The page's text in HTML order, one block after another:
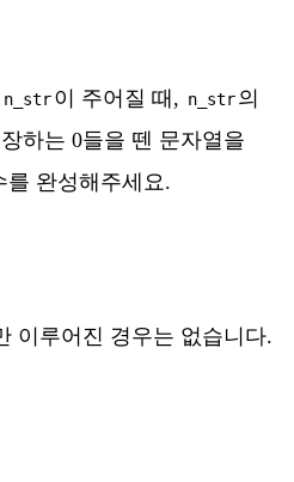
n_str이 주어질 때, n_str의
하는 0들을 뗀 문자열을
를 완성해주세요.
이루어진 경우는 없습니다.